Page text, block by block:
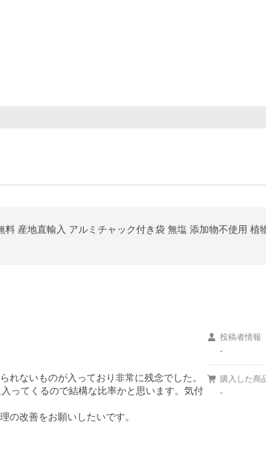
産地直輸入 アルミチャック付き袋 無塩 添加物不使用 植
れないものが入っており非常に残念でした。
ってくるので結構な比率かと思います。気付
の改善をお願いしたいです。
投稿者情報
-
購入した商
-